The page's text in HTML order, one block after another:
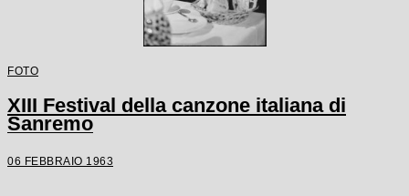
FOTO
XIII Festival della canzone italiana di
Sanremo
06 FEBBRAIO 1963